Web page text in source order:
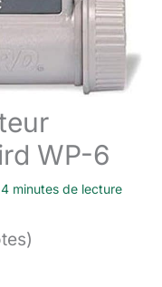
WP-6
4 minutes de lecture